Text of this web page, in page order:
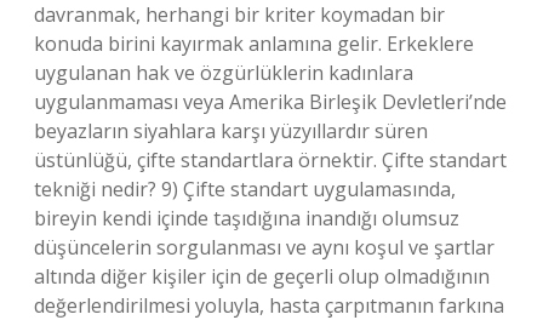
davranmak, herhangi bir kriter koymadan bir
konuda birini kayırmak anlamına gelir. Erkeklere
uygulanan hak ve özgürlüklerin kadınlara
uygulanmaması veya Amerika Birleşik Devletleri’nde
beyazların siyahlara karşı yüzyıllardır süren
üstünlüğü, çifte standartlara örnektir. Çifte standart
tekniği nedir? 9) Çifte standart uygulamasında,
bireyin kendi içinde taşıdığına inandığı olumsuz
düşüncelerin sorgulanması ve aynı koşul ve şartlar
altında diğer kişiler için de geçerli olup olmadığının
değerlendirilmesi yoluyla, hasta çarpıtmanın farkına